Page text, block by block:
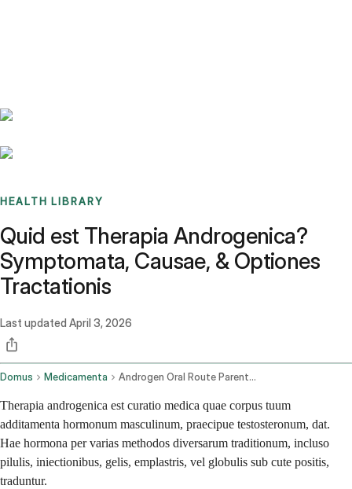
HEALTH LIBRARY
Quid est Therapia Androgenica?
Symptomata, Causae, & Optiones
Tractationis
Last updated April 3, 2026
Domus Medicamenta Androgen Oral Route Parenteral Route Subcutaneous Route Topical Application Route Transdermal Route
Therapia androgenica est curatio medica quae corpus tuum
additamenta hormonum masculinum, praecipue testosteronum, dat.
Hae hormona per varias methodos diversarum traditionum, incluso
pilulis, iniectionibus, gelis, emplastris, vel globulis sub cute positis,
traduntur.